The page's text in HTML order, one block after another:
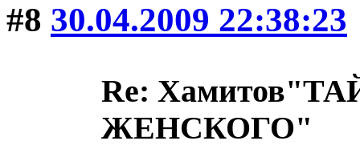
#8 30.04.2009 22:38:23
Re:
ЖЕНСКОГО"